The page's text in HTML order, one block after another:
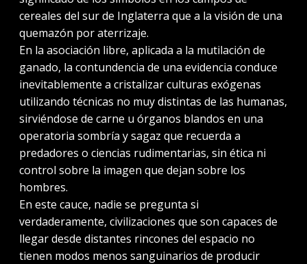
cereales del sur de Inglaterra que a la visión de una
quemazón por aterrizaje.
En la asociación libre, aplicada a la mutilación de
ganado, la contundencia de una evidencia conduce
inevitablemente a cristalizar culturas exógenas
utilizando técnicas no muy distintas de las humanas,
sirviéndose de carne u órganos blandos en una
operatoria sombría y sagaz que recuerda a
predadores o ciencias rudimentarias, sin ética ni
control sobre la imagen que dejan sobre los
hombres.
En este cauce, nadie se pregunta si
verdaderamente, civilizaciones que son capaces de
llegar desde distantes rincones del espacio no
tienen modos menos sanguinarios de producir